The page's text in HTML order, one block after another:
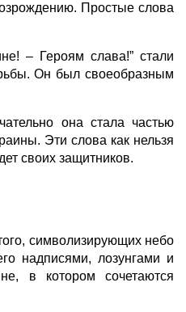
Простые слова
– Героям слава!” стали
Он был своеобразным
она стала частью
Эти слова как нельзя
своих защитников.
символизирующих небо
надписями, лозунгами и
, в котором сочетаются